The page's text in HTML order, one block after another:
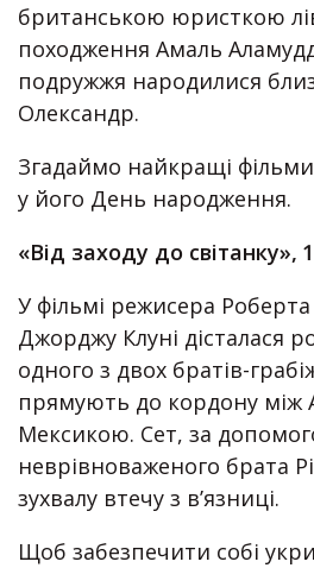
британською юристкою
походження Амаль
подружжя народилися
Олександр.
Згадаймо найкращі
у його День народження.
«Від заходу до світанку»,
У фільмі режисера Роберта
Джорджу Клуні дісталася
одного з двох братів-
прямують до кордону між
Мексикою. Сет, за
неврівноваженого брата
зухвалу втечу з в’язниці.
Щоб забезпечити собі